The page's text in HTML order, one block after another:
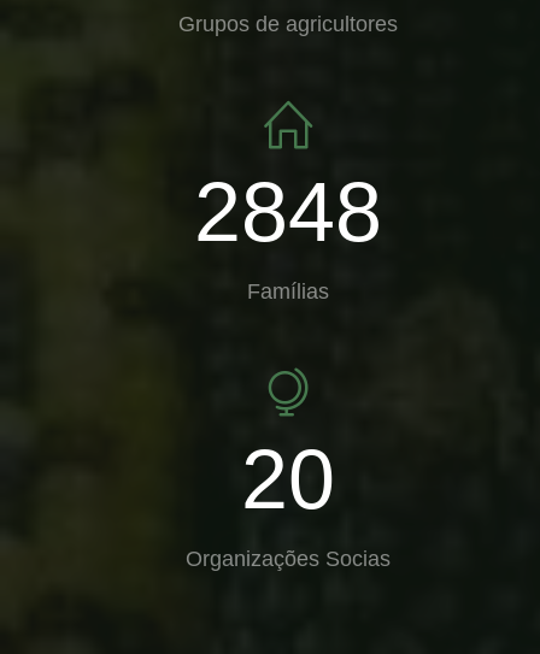
Grupos de agricultores
2848
Famílias
20
Organizações Socias